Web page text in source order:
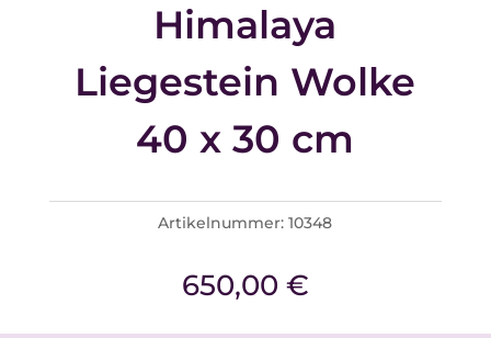
Himalaya
Liegestein Wolke
40 x 30 cm
Artikelnummer:10348
650,00 €